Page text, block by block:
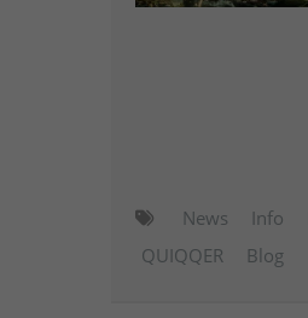
News Info
QUIQQER
Blog